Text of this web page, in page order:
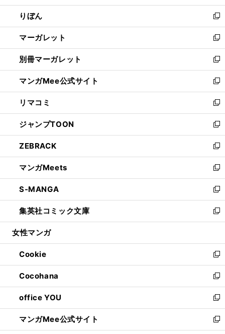
開
く
ウ
で
開
く
ン
ド
ウ
で
開
く
ウ
ィ
ン
ド
ウ
で
開
く
りぼん
新
し
い
ウ
ィ
ン
ド
ウ
で
開
く
マーガレット
新
し
い
ウ
ィ
ン
ド
ウ
で
開
く
別冊マーガレット
新
し
い
ウ
ィ
ン
ド
ウ
で
開
く
マンガMee公式サイト
新
し
い
ウ
ィ
ン
ド
ウ
で
開
く
リマコミ
新
し
い
ウ
ィ
ン
ド
ウ
で
開
く
ジャンプTOON
新
し
い
ウ
ィ
ン
ド
ウ
で
開
ZEBRACK
新
し
い
ウ
ィ
ン
ド
ウ
開
く
マンガMeets
新
し
い
ウ
ィ
ン
ウ
で
開
く
S-MANGA
新
し
い
ウ
ン
ド
ウ
で
開
く
集英社コミック文庫
新
し
ウ
ィ
ン
ド
ウ
で
開
く
女性マンガ
Cookie
新
し
い
ウ
ィ
ン
ド
ウ
Cocohana
新
し
い
ウ
ィ
ン
office YOU
新
し
い
ウ
マンガMee公式サイト
新
し